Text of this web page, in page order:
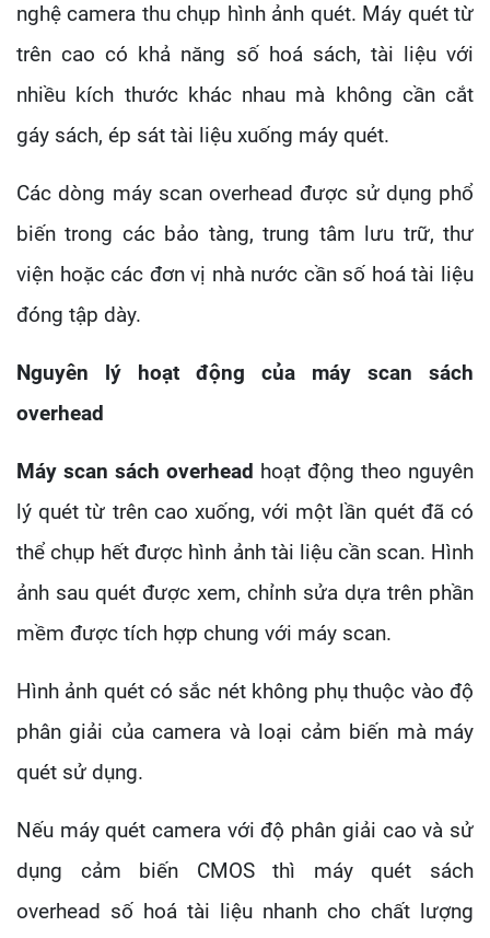
nghệ camera thu chụp hình ảnh quét. Máy quét từ
trên cao có khả năng số hoá sách, tài liệu với
nhiều kích thước khác nhau mà không cần cắt
gáy sách, ép sát tài liệu xuống máy quét.
Các dòng máy scan overhead được sử dụng phổ
biến trong các bảo tàng, trung tâm lưu trữ, thư
viện hoặc các đơn vị nhà nước cần số hoá tài liệu
đóng tập dày.
Nguyên lý hoạt động của máy scan sách
overhead
Máy scan sách overhead hoạt động theo nguyên
lý quét từ trên cao xuống, với một lần quét đã có
thể chụp hết được hình ảnh tài liệu cần scan. Hình
ảnh sau quét được xem, chỉnh sửa dựa trên phần
mềm được tích hợp chung với máy scan.
Hình ảnh quét có sắc nét không phụ thuộc vào độ
phân giải của camera và loại cảm biến mà máy
quét sử dụng.
Nếu máy quét camera với độ phân giải cao và sử
dụng cảm biến CMOS thì máy quét sách
overhead số hoá tài liệu nhanh cho chất lượng